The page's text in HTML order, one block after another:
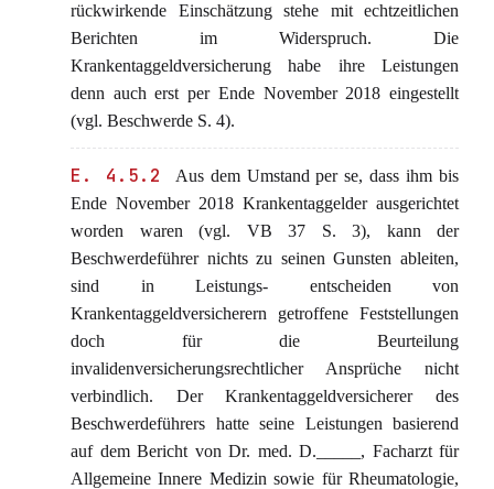
rückwirkende Einschätzung stehe mit echtzeitlichen
Berichten im Widerspruch. Die
Krankentaggeldversicherung habe ihre Leistungen
denn auch erst per Ende November 2018 eingestellt
(vgl. Beschwerde S. 4).
E. 4.5.2
Aus dem Umstand per se, dass ihm bis
Ende November 2018 Krankentaggelder ausgerichtet
worden waren (vgl. VB 37 S. 3), kann der
Beschwerdeführer nichts zu seinen Gunsten ableiten,
sind in Leistungs- entscheiden von
Krankentaggeldversicherern getroffene Feststellungen
doch für die Beurteilung
invalidenversicherungsrechtlicher Ansprüche nicht
verbindlich. Der Krankentaggeldversicherer des
Beschwerdeführers hatte seine Leistungen basierend
auf dem Bericht von Dr. med. D._____, Facharzt für
Allgemeine Innere Medizin sowie für Rheumatologie,